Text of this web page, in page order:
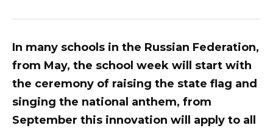
In many schools in the Russian Federation,
from May, the school week will start with
the ceremony of raising the state flag and
singing the national anthem, from
September this innovation will apply to all